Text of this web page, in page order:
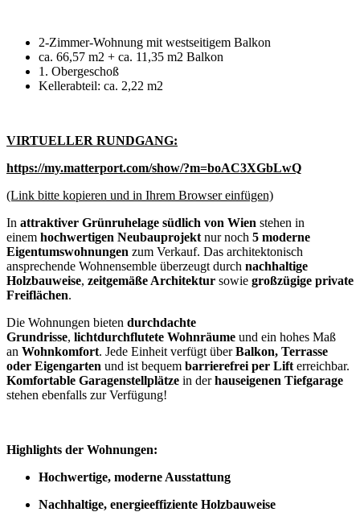
2-Zimmer-Wohnung mit westseitigem Balkon
ca. 66,57 m2 + ca. 11,35 m2 Balkon
1. Obergeschoß
Kellerabteil: ca. 2,22 m2
VIRTUELLER RUNDGANG:
https://my.matterport.com/show/?m=boAC3XGbLwQ
(Link bitte kopieren und in Ihrem Browser einfügen)
In attraktiver Grünruhelage südlich von Wien stehen in
einem hochwertigen Neubauprojekt nur noch 5 moderne
Eigentumswohnungen zum Verkauf. Das architektonisch
ansprechende Wohnensemble überzeugt durch nachhaltige
Holzbauweise, zeitgemäße Architektur sowie großzügige private
Freiflächen.
Die Wohnungen bieten durchdachte
Grundrisse, lichtdurchflutete Wohnräume und ein hohes Maß
an Wohnkomfort. Jede Einheit verfügt überBalkon, Terrasse
oder Eigengarten und ist bequem barrierefrei per Lift erreichbar.
Komfortable Garagenstellplätze in derhauseigenen Tiefgarage
stehen ebenfalls zur Verfügung!
Highlights der Wohnungen:
Hochwertige, moderne Ausstattung
Nachhaltige, energieeffiziente Holzbauweise